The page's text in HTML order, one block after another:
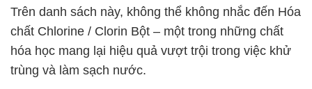
Trên danh sách này, không thể không nhắc đến Hóa
chất Chlorine / Clorin Bột – một trong những chất
hóa học mang lại hiệu quả vượt trội trong việc khử
trùng và làm sạch nước.